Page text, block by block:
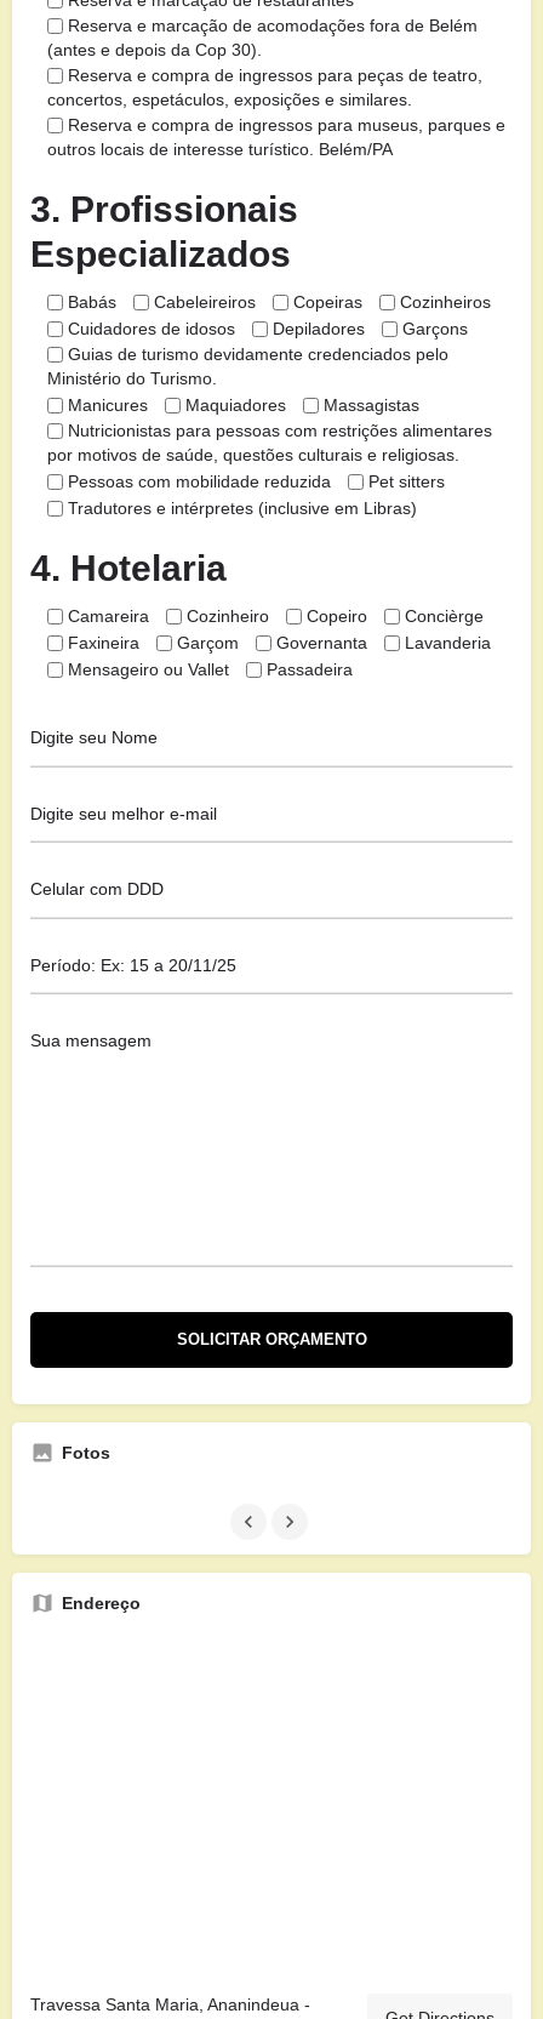
Reserva e marcação de acomodações fora de Belém
(antes e depois da Cop 30).
Reserva e compra de ingressos para peças de teatro,
concertos, espetáculos, exposições e similares.
Reserva e compra de ingressos para museus, parques e
outros locais de interesse turístico. Belém/PA
3. Profissionais
Especializados
Babás Cabeleireiros Copeiras
Cozinheiros
Cuidadores de idosos
Depiladores
Garçons
Guias de turismo devidamente credenciados pelo
Ministério do Turismo.
Manicures
Maquiadores
Massagistas
Nutricionistas para pessoas com restrições alimentares
por motivos de saúde, questões culturais e religiosas.
Pessoas com mobilidade reduzida
Pet sitters
Tradutores e intérpretes (inclusive em Libras)
4. Hotelaria
Camareira Cozinheiro Copeiro
Concièrge
Faxineira
Garçom Governanta
Lavanderia
Mensageiro ou Vallet
Passadeira
Fotos
Endereço
Travessa Santa Maria, Ananindeua -